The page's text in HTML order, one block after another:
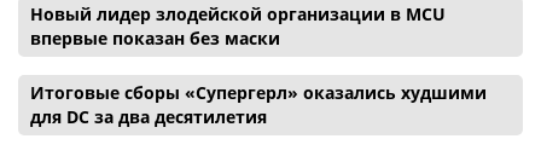
Новый лидер злодейской организации в MCU
впервые показан без маски
Итоговые сборы «Супергерл» оказались худшими
для DC за два десятилетия